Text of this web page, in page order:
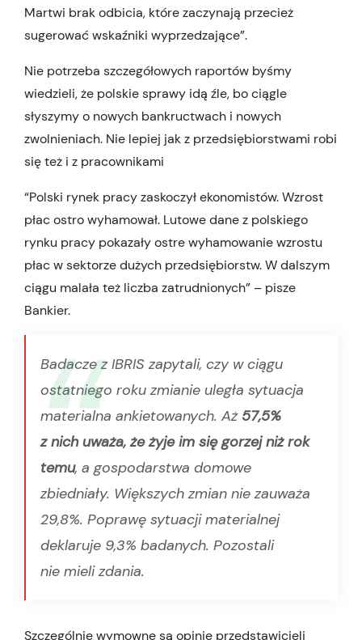
Martwi brak odbicia, które zaczynają przecież
sugerować wskaźniki wyprzedzające”.
Nie potrzeba szczegółowych raportów byśmy
wiedzieli, że polskie sprawy idą źle, bo ciągle
słyszymy o nowych bankructwach i nowych
zwolnieniach. Nie lepiej jak z przedsiębiorstwami robi
się też i z pracownikami
“Polski rynek pracy zaskoczył ekonomistów. Wzrost
płac ostro wyhamował. Lutowe dane z polskiego
rynku pracy pokazały ostre wyhamowanie wzrostu
płac w sektorze dużych przedsiębiorstw. W dalszym
ciągu malała też liczba zatrudnionych” – pisze
Bankier.
Badacze z IBRIS zapytali, czy w ciągu
ostatniego roku zmianie uległa sytuacja
materialna ankietowanych. Aż 57,5%
z nich uważa, że żyje im się gorzej niż rok
temu, a gospodarstwa domowe
zbiedniały. Większych zmian nie zauważa
29,8%. Poprawę sytuacji materialnej
deklaruje 9,3% badanych. Pozostali
nie mieli zdania.
Szczególnie wymowne są opinie przedstawicieli